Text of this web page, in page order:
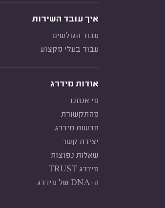
איך עובד השירות
עבור הגולשים
עבור בעלי מקצוע
אודות מידרג
מי אנחנו
מהתקשורת
חדשות מידרג
יצירת קשר
שאלות נפוצות
מידרג TRUST
ה-DNA של מידרג